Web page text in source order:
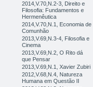
2014,V.70,N.2-3, Direito e
Filosofia: Fundamentos e
Hermenêutica
2014,V.70,N.1, Economia de
Comunhão
2013,V.69,N.3-4, Filosofia e
Cinema
2013,V.69,N.2, O Rito dá
que Pensar
2013,V.69,N.1, Xavier Zubiri
2012,V.68,N.4, Natureza
Humana em Questão II